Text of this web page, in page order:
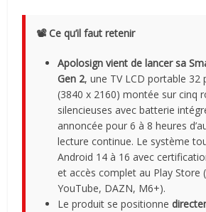
📽️ Ce qu’il faut retenir
Apolosign vient de lancer sa
Gen 2, une TV LCD portable 32
(3840 x 2160) montée sur cinq
silencieuses avec batterie
annoncée pour 6 à 8 heures
lecture continue. Le système
Android 14 à 16 avec
et accès complet au Play Store
YouTube, DAZN, M6+).
Le produit se positionne